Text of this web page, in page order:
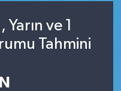
ve 1
Tahmini